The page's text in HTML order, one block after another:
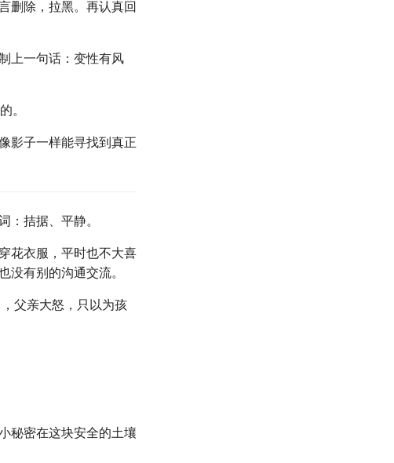
删除，拉黑。再认真回
上一句话：变性有风
。
影子一样能寻找到真正
：拮据、平静。
花衣服，平时也不大喜
没有别的沟通交流。
父亲大怒，只以为孩
秘密在这块安全的土壤